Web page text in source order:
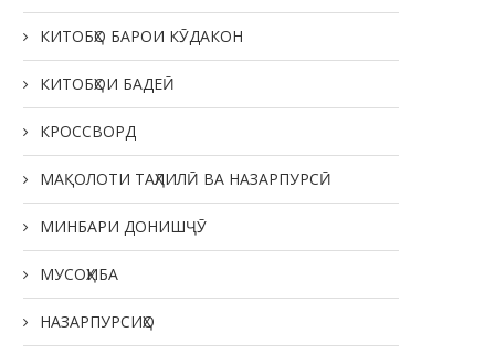
КИТОБҲО БАРОИ КӮДАКОН
КИТОБҲОИ БАДЕӢ
КРОССВОРД
МАҚОЛОТИ ТАҲЛИЛӢ ВА НАЗАРПУРСӢ
МИНБАРИ ДОНИШҶӮ
МУСОҲИБА
НАЗАРПУРСИҲО